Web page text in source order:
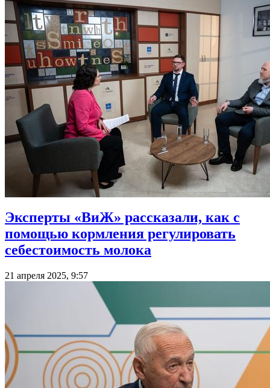
Эксперты «ВиЖ» рассказали, как с
помощью кормления регулировать
себестоимость молока
21 апреля 2025, 9:57